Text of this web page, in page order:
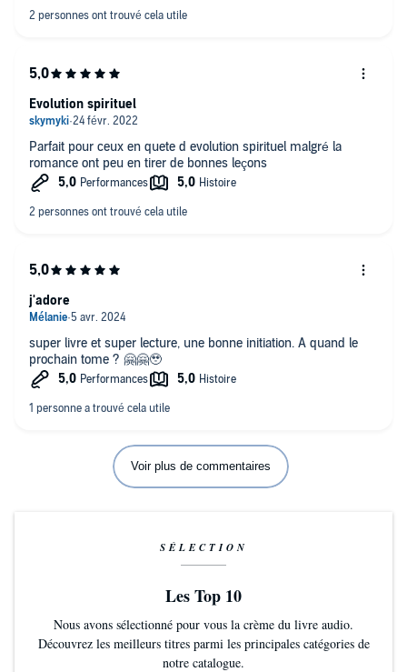
Parfait pour ceux en quete d evolution spirituel malgré la
romance ont peu en tirer de bonnes leçons
Evolution spirituel
super livre et super lecture, une bonne initiation. A quand le
prochain tome ? 🤗🤗🥹
j'adore
Voir plus de commentaires
SÉLECTION
Les Top 10
Nous avons sélectionné pour vous la crème du livre audio.
Découvrez les meilleurs titres parmi les principales catégories de
notre catalogue.